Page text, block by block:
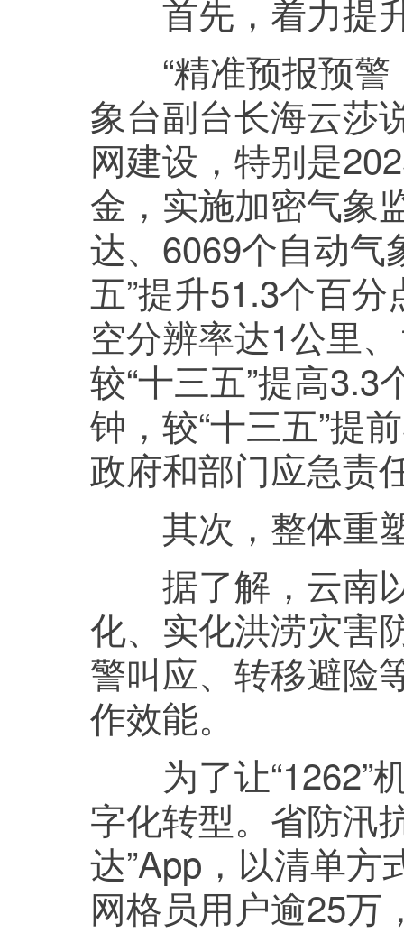
首先，着力提升
“精准预报预警
象台副台长海云莎
网建设，特别是
金，实施加密气象
达、6069个自动气
五”提升51.3个百
空分辨率达1公里
较“十三五”提高
钟，较“十三五”提
政府和部门应急责
其次，整体重
据了解，云南以
化、实化洪涝灾害
警叫应、转移避险
作效能。
为了让“1262”
字化转型。省防汛
达”App，以清单方
网格员用户逾25万